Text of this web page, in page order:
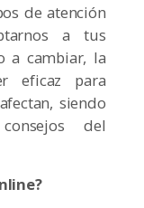
de atención
a tus
a cambiar, la
eficaz para
siendo
del